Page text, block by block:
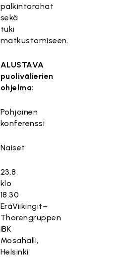
palkintorahat
sekä
tuki
matkustamiseen.
ALUSTAVA
puolivälierien
ohjelma:
Pohjoinen
konferenssi
Naiset
23.8.
klo
18.30
EräViikingit–
Thorengruppen
IBK
Mosahalli,
Helsinki